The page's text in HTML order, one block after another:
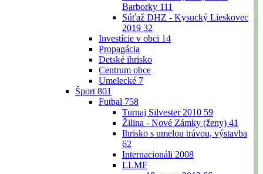
Barborky 111
Súťaž DHZ - Kysucký Lieskovec
2019 32
Investície v obci 14
Propagácia
Detské ihrisko
Centrum obce
Umelecké 7
Šport 801
Futbal 758
Turnaj Silvester 2010 59
Žilina - Nové Zámky (ženy) 41
Ihrisko s umelou trávou, výstavba
62
Internacionáli 2008
LLMF